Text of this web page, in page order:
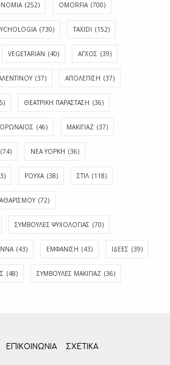
(252) OMORFIA (700)
(730) TAXIDI (152)
VEGETARIAN (40) ΑΓΧΟΣ (39)
(37) ΑΠΟΛΈΠΙΣΗ (37)
ΘΕΑΤΡΙΚΗ ΠΑΡΑΣΤΑΣΗ (36)
(46) ΜΑΚΙΓΙΑΖ (37)
(74) ΝΕΑ ΥΟΡΚΗ (36)
ΡΟΥΧΑ (38) ΣΤΙΛ (118)
(72)
ΣΥΜΒΟΥΛΕΣ ΨΥΧΟΛΟΓΙΑΣ (70)
(43) ΕΜΦΆΝΙΣΗ (43) ΙΔΈΕΣ (39)
(48) ΣΥΜΒΟΥΛΈΣ ΜΑΚΙΓΙΆΖ (36)
ΕΠΙΚΟΙΝΩΝΊΑ ΣΧΕΤΙΚΆ